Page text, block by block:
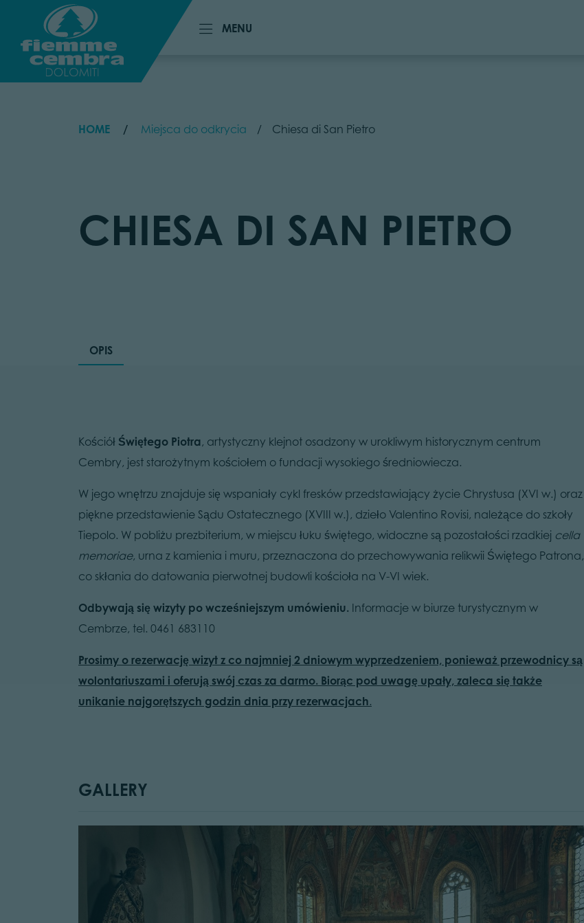
MENU
MENU
HOME Miejsca do odkrycia Chiesa di San Pietro
CHIESA DI SAN PIETRO
OPIS
Kościół Świętego Piotra, artystyczny klejnot osadzony w urokliwym historycznym centrum
Cembry, jest starożytnym kościołem o fundacji wysokiego średniowiecza.
W jego wnętrzu znajduje się wspaniały cykl fresków przedstawiający życie Chrystusa (XVI w.) oraz
piękne przedstawienie Sądu Ostatecznego (XVIII w.), dzieło Valentino Rovisi, należące do szkoły
Tiepolo. W pobliżu prezbiterium, w miejscu łuku świętego, widoczne są pozostałości rzadkiej cella
memoriae, urna z kamienia i muru, przeznaczona do przechowywania relikwii Świętego Patrona,
co skłania do datowania pierwotnej budowli kościoła na V-VI wiek.
Odbywają się wizyty po wcześniejszym umówieniu. Informacje w biurze turystycznym w
Cembrze, tel. 0461 683110
Prosimy o rezerwację wizyt z co najmniej 2 dniowym wyprzedzeniem, ponieważ przewodnicy są
wolontariuszami i oferują swój czas za darmo. Biorąc pod uwagę upały, zaleca się także
unikanie najgorętszych godzin dnia przy rezerwacjach.
GALLERY